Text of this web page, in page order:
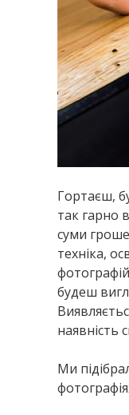
Гортаєш,
так гарно
суми
техніка,
будеш
наявність
Ми